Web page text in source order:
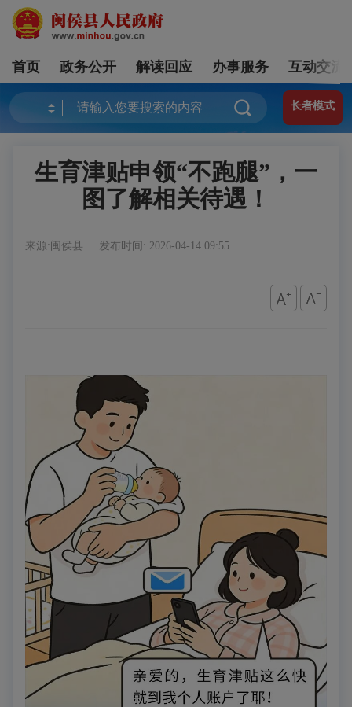
首页 政务公开 解读回应 办事服务 互动交流
长者模式
生育津贴申领“不跑腿”，一
图了解相关待遇！
来源:闽侯县 发布时间: 2026-04-14 09:55